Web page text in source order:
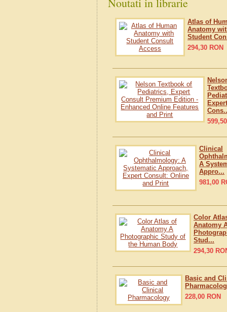
Atlas of
Anatomy
Student
294,30 RON
Expert
599,50
Clinical
A
Appro...
981,00
Color
Anatomy
Stud...
294,30
Basic and
228,00 RON